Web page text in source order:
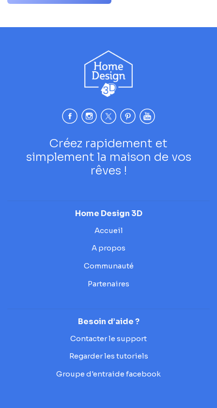
Créez rapidement et
simplement la maison de vos
rêves !
Home Design 3D
Accueil
A propos
Communauté
Partenaires
Besoin d’aide ?
Contacter le support
Regarder les tutoriels
Groupe d'entraide facebook